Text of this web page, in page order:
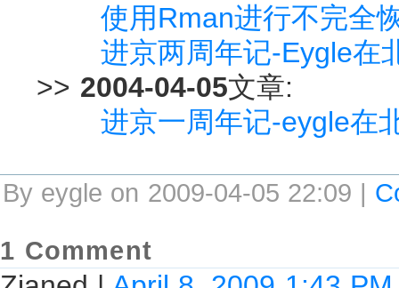
使用Rman进行不完全
进京两周年记-Eygle在
>> 2004-04-05文章:
进京一周年记-eygle在
By eygle on 2009-04-05 22:09 |
1 Comment